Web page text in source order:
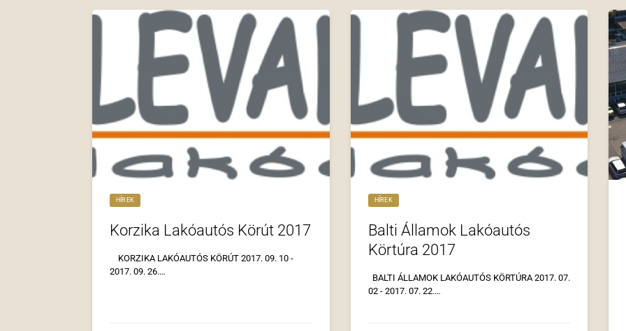
HÍREK
Korzika Lakóautós Körút 2017
KORZIKA LAKÓAUTÓS KÖRÚT 2017. 09. 10 -
2017. 09. 26.…
HÍREK
Balti Államok Lakóautós
Körtúra 2017
BALTI ÁLLAMOK LAKÓAUTÓS KÖRTÚRA 2017. 07.
02 - 2017. 07. 22.…